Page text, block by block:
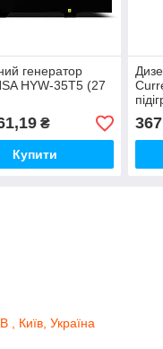
генератор
HYW-35T5 (27
₴
Купити
, Київ, Україна